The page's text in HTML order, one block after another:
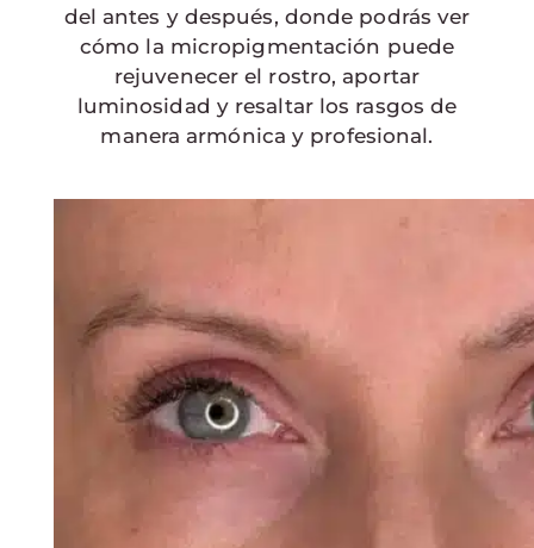
del antes y después, donde podrás ver
cómo la micropigmentación puede
rejuvenecer el rostro, aportar
luminosidad y resaltar los rasgos de
manera armónica y profesional.